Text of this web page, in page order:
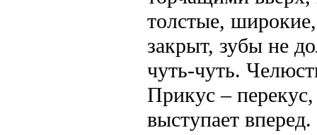
толстые,
закрыт, зубы не
чуть-чуть.
Прикус –
выступает